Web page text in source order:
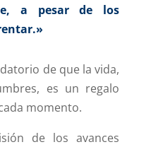
a pesar de los
de que la vida,
es un regalo
momento.
de los avances